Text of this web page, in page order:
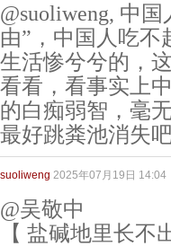
@suoliweng, 中
由”，中国人吃
生活惨兮兮的，
看看，看事实上
的白痴弱智，毫
最好跳粪池消失
suoliweng 2025年07月19日 14:04
@吴敬中
【 盐碱地里长不